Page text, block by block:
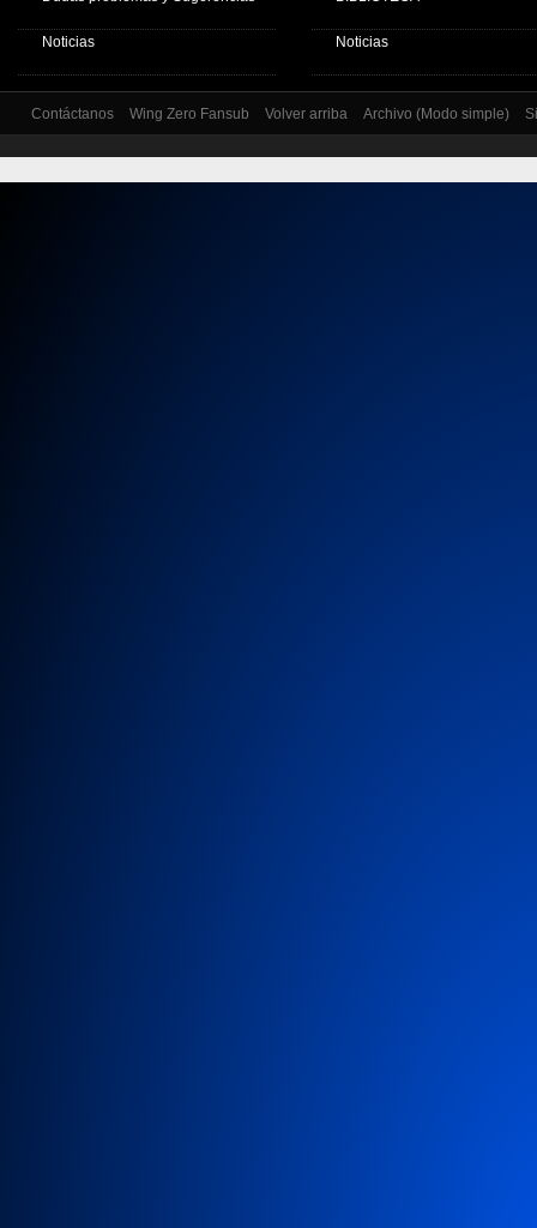
Noticias Noticias
Contáctanos Wing Zero Fansub Volver arriba Archivo (Modo simple)